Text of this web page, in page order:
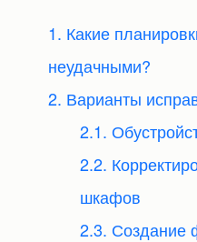
1. Какие
неудачными?
2. Варианты
2.1.
2.2.
шкафов
2.3. Создание